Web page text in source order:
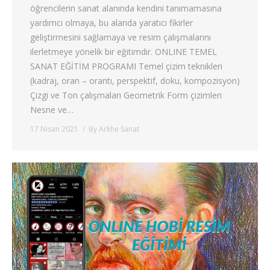
öğrencilerin sanat alanında kendini tanımamasına
yardımcı olmaya, bu alanda yaratıcı fikirler
geliştirmesini sağlamaya ve resim çalışmalarını
ilerletmeye yönelik bir eğitimdir. ONLINE TEMEL
SANAT EĞİTİM PROGRAMI Temel çizim teknikleri
(kadraj, oran – orantı, perspektif, doku, kompozisyon)
Çizgi ve Ton çalışmaları Geometrik Form çizimleri
Nesne ve…
17 Nisan 2021 ByArkhe Sanat